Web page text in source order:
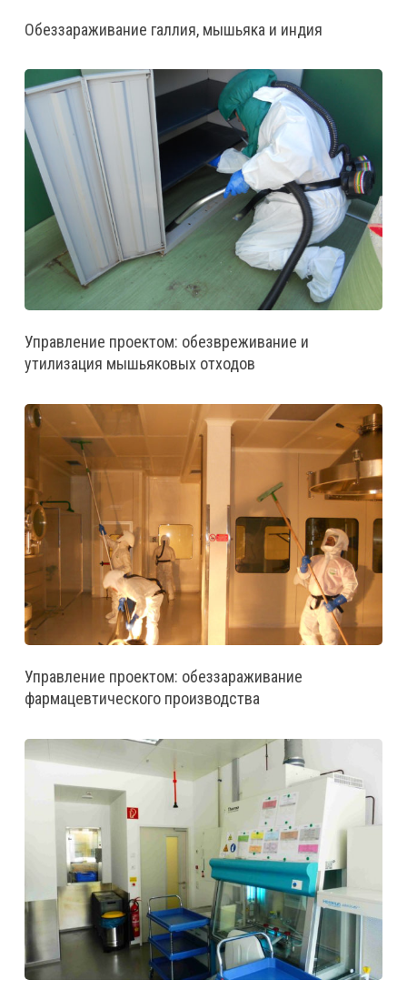
Обеззараживание галлия, мышьяка и индия
Управление проектом: обезвреживание и
утилизация мышьяковых отходов
Управление проектом: обеззараживание
фармацевтического производства